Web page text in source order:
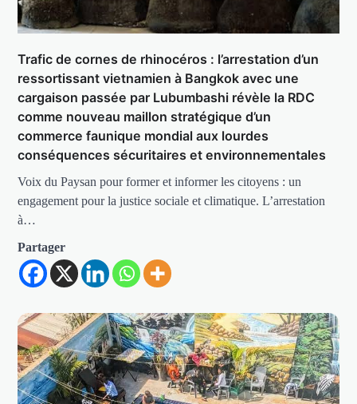
Trafic de cornes de rhinocéros : l’arrestation d’un
ressortissant vietnamien à Bangkok avec une
cargaison passée par Lubumbashi révèle la RDC
comme nouveau maillon stratégique d’un
commerce faunique mondial aux lourdes
conséquences sécuritaires et environnementales
Voix du Paysan pour former et informer les citoyens : un
engagement pour la justice sociale et climatique. L’arrestation
à…
Partager